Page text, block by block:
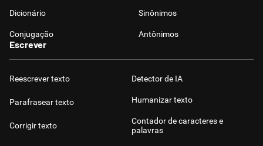
Dicionário Sinônimos
Conjugação Antônimos
Escrever
Reescrever texto
Parafrasear texto
Corrigir texto
Detector de IA
Humanizar texto
Contador de caracteres e
palavras